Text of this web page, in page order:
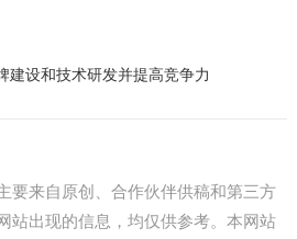
建设和技术研发并提高竞争力
要来自原创、合作伙伴供稿和第三方
站出现的信息，均仅供参考。本网站